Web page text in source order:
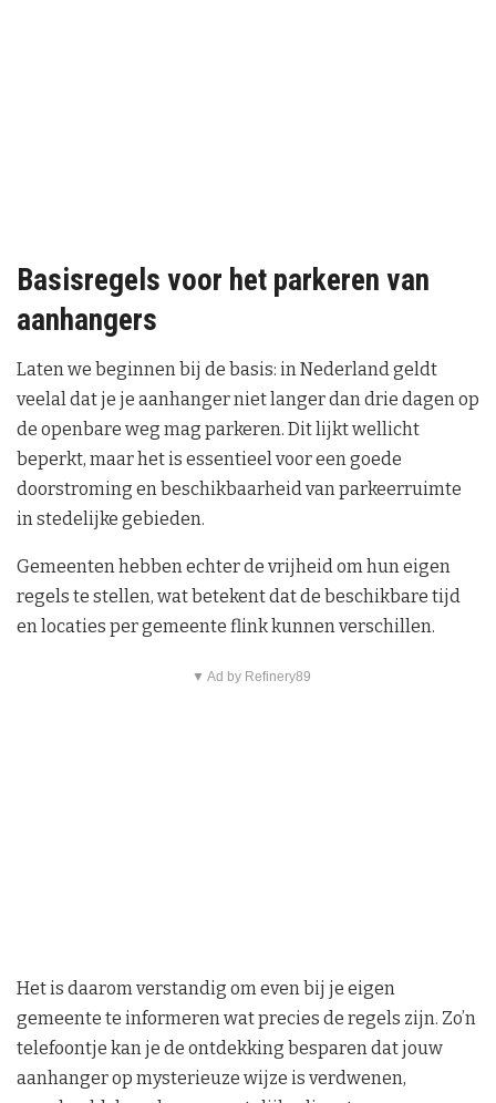
Basisregels voor het parkeren van
aanhangers
Laten we beginnen bij de basis: in Nederland geldt
veelal dat je je aanhanger niet langer dan drie dagen op
de openbare weg mag parkeren. Dit lijkt wellicht
beperkt, maar het is essentieel voor een goede
doorstroming en beschikbaarheid van parkeerruimte
in stedelijke gebieden.
Gemeenten hebben echter de vrijheid om hun eigen
regels te stellen, wat betekent dat de beschikbare tijd
en locaties per gemeente flink kunnen verschillen.
▼ Ad by Refinery89
Het is daarom verstandig om even bij je eigen
gemeente te informeren wat precies de regels zijn. Zo’n
telefoontje kan je de ontdekking besparen dat jouw
aanhanger op mysterieuze wijze is verdwenen,